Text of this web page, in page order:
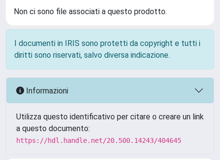
Non ci sono file associati a questo prodotto.
I documenti in IRIS sono protetti da copyright e tutti i
diritti sono riservati, salvo diversa indicazione.
Informazioni
Utilizza questo identificativo per citare o creare un link
a questo documento:
https://hdl.handle.net/20.500.14243/404645